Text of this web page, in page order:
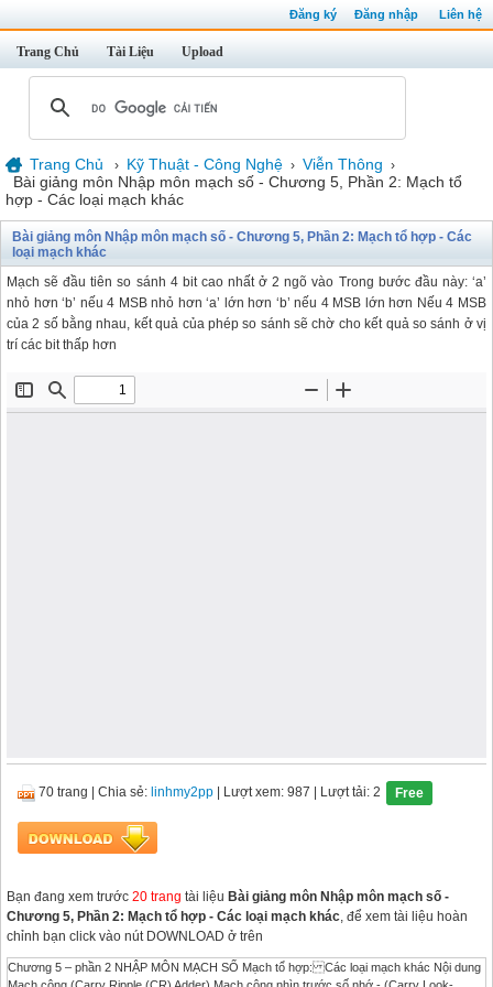
Đăng ký Đăng nhập Liên hệ
Trang Chủ Tài Liệu Upload
Trang Chủ › Kỹ Thuật - Công Nghệ › Viễn Thông ›
Bài giảng môn Nhập môn mạch số - Chương 5, Phần 2: Mạch tổ
hợp - Các loại mạch khác
Bài giảng môn Nhập môn mạch số - Chương 5, Phần 2: Mạch tổ hợp - Các
loại mạch khác
Mạch sẽ đầu tiên so sánh 4 bit cao nhất ở 2 ngõ vào Trong bước đầu này: ‘a’
nhỏ hơn ‘b’ nếu 4 MSB nhỏ hơn ‘a’ lớn hơn ‘b’ nếu 4 MSB lớn hơn Nếu 4 MSB
của 2 số bằng nhau, kết quả của phép so sánh sẽ chờ cho kết quả so sánh ở vị
trí các bit thấp hơn
70 trang Chia sẻ: linhmy2pp | Lượt xem: 987 | Lượt tải: 2 Free
Bạn đang xem trước 20 trang tài liệu Bài giảng môn Nhập môn mạch số -
Chương 5, Phần 2: Mạch tổ hợp - Các loại mạch khác, để xem tài liệu hoàn
chỉnh bạn click vào nút DOWNLOAD ở trên
Chương 5 – phần 2 NHẬP MÔN MẠCH SỐ Mạch tổ hợp: Các loại mạch khác Nội dung